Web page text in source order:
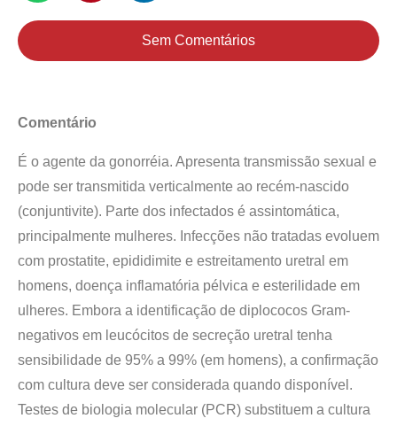
Sem Comentários
Comentário
É o agente da gonorréia. Apresenta transmissão sexual e
pode ser transmitida verticalmente ao recém-nascido
(conjuntivite). Parte dos infectados é assintomática,
principalmente mulheres. Infecções não tratadas evoluem
com prostatite, epididimite e estreitamento uretral em
homens, doença inflamatória pélvica e esterilidade em
ulheres. Embora a identificação de diplococos Gram-
negativos em leucócitos de secreção uretral tenha
sensibilidade de 95% a 99% (em homens), a confirmação
com cultura deve ser considerada quando disponível.
Testes de biologia molecular (PCR) substituem a cultura